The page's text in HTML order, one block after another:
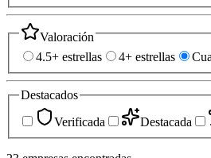
Valoración
4.5+ estrellas
4+ estrellas
Destacados
Verificada
Destacada